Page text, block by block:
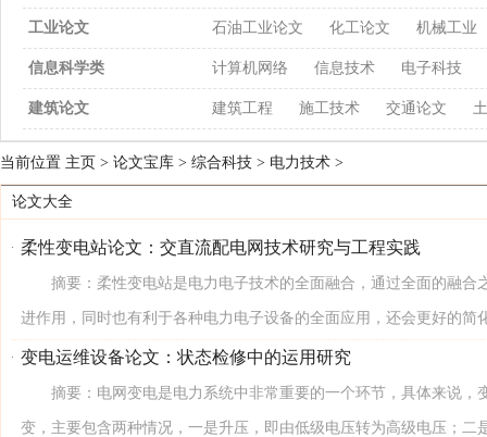
工业论文 石油工业论文 化工论文 机械工业
信息科学类 计算机网络 信息技术 电子科技
建筑论文 建筑工程 施工技术 交通论文
当前位置 主页 > 论文宝库 > 综合科技 > 电力技术 >
论文大全
柔性变电站论文：交直流配电网技术研究与工程实践
摘要：柔性变电站是电力电子技术的全面融合，通过全面的融合
进作用，同时也有利于各种电力电子设备的全面应用，还会更好的简
变电运维设备论文：状态检修中的运用研究
摘要：电网变电是电力系统中非常重要的一个环节，具体来说，
变，主要包含两种情况，一是升压，即由低级电压转为高级电压；二